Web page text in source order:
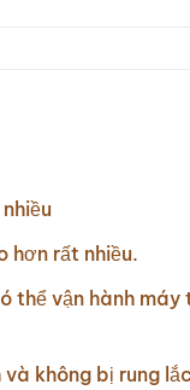
hơn rất nhiều.
thể vận hành máy
không bị rung